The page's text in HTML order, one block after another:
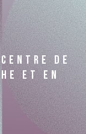
DE
ET EN